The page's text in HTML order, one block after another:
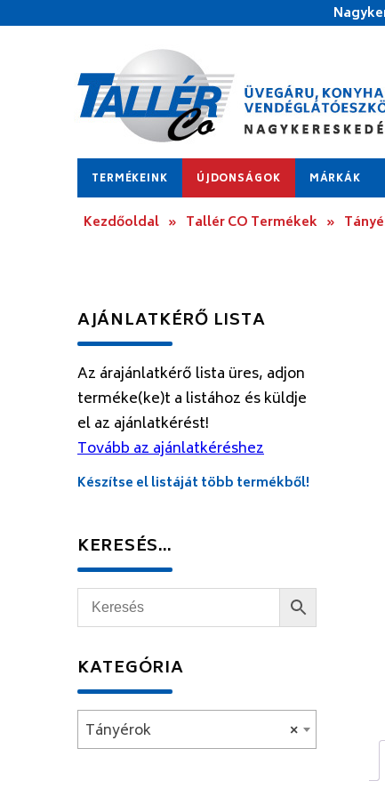
TERMÉKEINK ÚJDONSÁGOK MÁRKÁK
Kezdőoldal » Tallér CO Termékek »
AJÁNLATKÉRŐ LISTA
Az árajánlatkérő lista üres, adjon
terméke(ke)t a listához és küldje
el az ajánlatkérést!
Tovább az ajánlatkéréshez
Készítse el listáját több termékből!
KERESÉS…
KATEGÓRIA
×
Tányérok